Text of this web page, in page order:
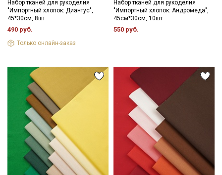
Набор тканей для рукоделия
"Импортный хлопок: Диантус",
45*30см, 8шт
490 руб.
Только онлайн-заказ
Набор тканей для рукоделия
"Импортный хлопок: Андромеда",
45см*30см, 10шт
550 руб.
Секретная рассылка от Купава
Мы публикуем здесь дополнительные
промокоды и скидки до 30% на узкие
категории тканей